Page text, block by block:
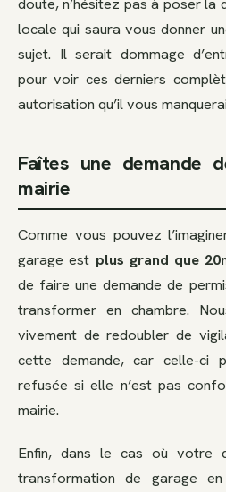
locale qui saura vous donner
sujet. Il serait dommage
pour voir ces derniers
autorisation qu’il vous
Faîtes une demande
mairie
Comme vous pouvez
garage est plus grand que
de faire une demande de
transformer en chambre.
vivement de redoubler de
cette demande, car celle-ci
refusée si elle n’est pas
mairie.
Enfin, dans le cas où votre
transformation de garage